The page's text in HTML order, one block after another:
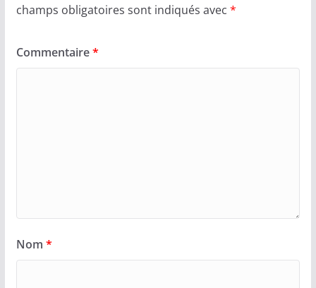
champs obligatoires sont indiqués avec *
Commentaire*
Nom *